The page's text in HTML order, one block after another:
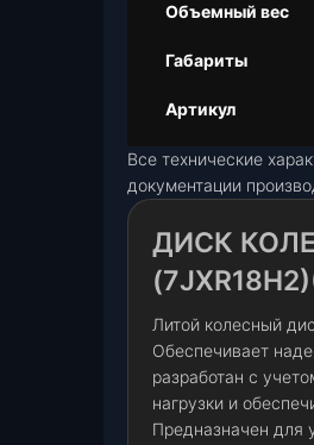
Объемный вес
Габариты
Артикул
Все технические
документации
ДИСК
Литой колесный
Обеспечивает
разработан с
нагрузки и
Предназначен для